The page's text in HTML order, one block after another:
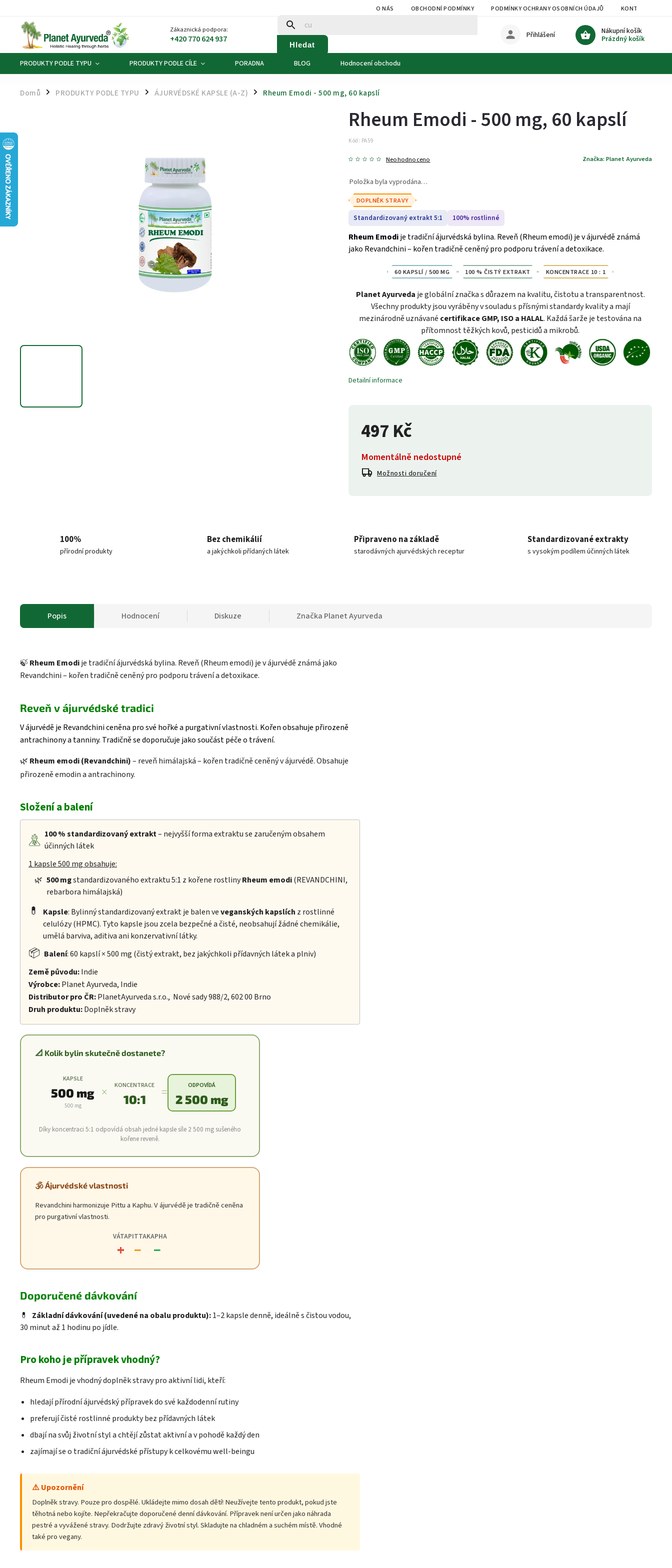
O NÁS OBCHODNÍ PODMÍNKY PODMÍNKY OCHRANY OSOBNÍCH ÚDAJŮ KONTAKTY
Zákaznická podpora:
+420 770 624 937 Hledat
Nákupní košík
Prázdný košík
Přihlášení
PRODUKTY PODLE TYPU PRODUKTY PODLE CÍLE PORADNA BLOG Hodnocení obchodu
Domů / PRODUKTY PODLE TYPU / ÁJURVÉDSKÉ KAPSLE (A-Z) / Rheum Emodi - 500 mg, 60 kapslí
497 Kč
Momentálně nedostupné
Možnosti doručení
Rheum Emodi - 500 mg, 60 kapslí
Kód: PA59
Neohodnoceno Značka: Planet Ayurveda
Položka byla vyprodána…
DOPLNĚK STRAVY
Standardizovaný extrakt 5:1 100% rostlinné
Rheum Emodije tradiční ájurvédská bylina. Reveň (Rheum emodi) je v ájurvédě známá
jako Revandchini – kořen tradičně ceněný pro podporu trávení a detoxikace.
60 KAPSLÍ / 500 MG 100 % ČISTÝ EXTRAKT KONCENTRACE 10 : 1
Planet Ayurveda je globální značka s důrazem na kvalitu, čistotu a transparentnost.
Všechny produkty jsou vyráběny v souladu s přísnými standardy kvality a mají
mezinárodně uznávané certifikace GMP, ISO a HALAL. Každá šarže je testována na
přítomnost těžkých kovů, pesticidů a mikrobů.
Detailní informace
100%
přírodní produkty
Bez chemikálií
a jakýchkoli přídaných látek
Připraveno na základě
starodávných ajurvédských receptur
Standardizované extrakty
s vysokým podílem účinných látek
Popis Hodnocení Diskuze Značka Planet Ayurveda
🍃 Rheum Emodije tradiční ájurvédská bylina. Reveň (Rheum emodi) je v ájurvédě známá jako
Revandchini – kořen tradičně ceněný pro podporu trávení a detoxikace.
Reveň v ájurvédské tradici
V ájurvédě je Revandchini ceněna pro své hořké a purgativní vlastnosti. Kořen obsahuje přirozeně
antrachinony a tanniny. Tradičně se doporučuje jako součást péče o trávení.
🌿 Rheum emodi (Revandchini)– reveň himálajská – kořen tradičně ceněný v ájurvédě. Obsahuje
přirozeně emodin a antrachinony.
Složení a balení
100 %standardizovaný extrakt– nejvyšší forma extraktu se zaručeným obsahem
účinných látek
1 kapsle 500 mg obsahuje:
🌿 500 mgstandardizovaného extraktu 5:1 z kořene rostlinyRheum emodi(REVANDCHINI,
rebarbora himálajská)
💊 Kapsle: Bylinný standardizovaný extrakt je balen veveganských kapslích z rostlinné
celulózy (HPMC). Tyto kapsle jsou zcela bezpečné a čisté, neobsahují žádné chemikálie,
umělá barviva, aditiva ani konzervativní látky.
📦 Balení: 60 kapslí × 500 mg (čistý extrakt, bez jakýchkoli přídavných látek a plniv)
Země původu:Indie
Výrobce:Planet Ayurveda, Indie
Distributor pro ČR:PlanetAyurveda s.r.o., Nové sady 988/2, 602 00 Brno
Druh produktu:Doplněk stravy
📐 Kolik bylin skutečně dostanete?
KAPSLE
500 mg
500 mg
× KONCENTRACE
10:1 = ODPOVÍDÁ
2 500 mg
Díky koncentraci 5:1 odpovídá obsah jedné kapsle síle 2 500 mg sušeného
kořene reveně.
🕉️ Ájurvédské vlastnosti
Revandchini harmonizuje Pittu a Kaphu. V ájurvédě je tradičně ceněna
pro purgativní vlastnosti.
VÁTA
+
PITTA
−
KAPHA
−
Doporučené dávkování
💊 Základní dávkování (uvedené na obalu produktu):1–2 kapsle denně, ideálně s čistou vodou,
30 minut až 1 hodinu po jídle.
Pro koho je přípravek vhodný?
Rheum Emodi je vhodný doplněk stravy pro aktivní lidi, kteří:
hledají přírodní ájurvédský přípravek do své každodenní rutiny
preferují čisté rostlinné produkty bez přídavných látek
dbají na svůj životní styl a chtějí zůstat aktivní a v pohodě každý den
zajímají se o tradiční ájurvédské přístupy k celkovému well-beingu
⚠️ Upozornění
Doplněk stravy. Pouze pro dospělé. Ukládejte mimo dosah dětí! Neužívejte tento produkt, pokud jste
těhotná nebo kojíte. Nepřekračujte doporučené denní dávkování. Přípravek není určen jako náhrada
pestré a vyvážené stravy. Dodržujte zdravý životní styl. Skladujte na chladném a suchém místě. Vhodné
také pro vegany.